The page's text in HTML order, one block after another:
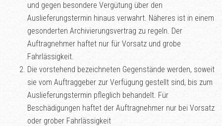
und gegen besondere Vergütung über den
Auslieferungstermin hinaus verwahrt. Näheres ist in einem
gesonderten Archivierungsvertrag zu regeln. Der
Auftragnehmer haftet nur für Vorsatz und grobe
Fahrlässigkeit.
Die vorstehend bezeichneten Gegenstände werden, soweit
sie vom Auftraggeber zur Verfügung gestellt sind, bis zum
Auslieferungstermin pfleglich behandelt. Für
Beschädigungen haftet der Auftragnehmer nur bei Vorsatz
oder grober Fahrlässigkeit